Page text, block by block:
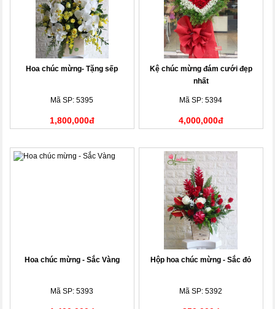
Hoa chúc mừng- Tặng sếp
Mã SP: 5395
1,800,000đ
Kệ chúc mừng đám cưới đẹp
nhất
Mã SP: 5394
4,000,000đ
Hoa chúc mừng - Sắc Vàng
Mã SP: 5393
Hộp hoa chúc mừng - Sắc đỏ
Mã SP: 5392